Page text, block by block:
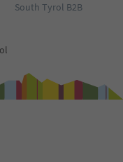
South Tyrol B2B